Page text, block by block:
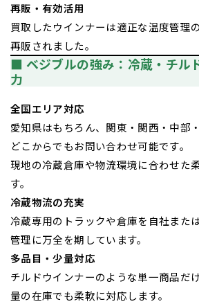
再販・有効活用
買取したウインナーは適正な温度管理
再販されました。
■ ベジブルの強み：冷蔵・チル
力
全国エリア対応
愛知県はもちろん、関東・関西・中部
どこからでもお問い合わせ可能です。
現地の冷蔵倉庫や物流環境に合わせた
す。
冷蔵物流の充実
冷蔵専用のトラックや倉庫を自社また
管理に万全を期しています。
多品目・少量対応
チルドウインナーのような単一商品だ
量の在庫でも柔軟に対応します。